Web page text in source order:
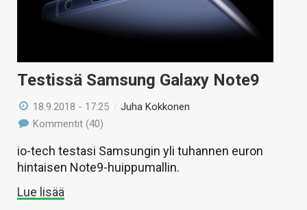
Testissä Samsung Galaxy Note9
18.9.2018 - 17:25 /Juha Kokkonen
Kommentit (40)
io-tech testasi Samsungin yli tuhannen euron
hintaisen Note9-huippumallin.
Lue lisää